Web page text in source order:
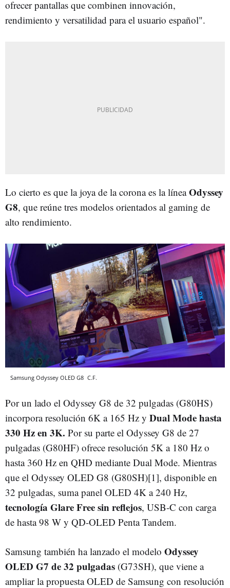
ofrecer pantallas que combinen innovación,
rendimiento y versatilidad para el usuario español".
Lo cierto es que la joya de la corona es la líneaOdyssey
G8, que reúne tres modelos orientados al gaming de
alto rendimiento.
Samsung Odyssey OLED G8 C.F.
Por un lado el Odyssey G8 de 32 pulgadas (G80HS)
incorpora resolución 6K a 165 Hz y Dual Mode hasta
330 Hz en 3K. Por su parte el Odyssey G8 de 27
pulgadas (G80HF) ofrece resolución 5K a 180 Hz o
hasta 360 Hz en QHD mediante Dual Mode. Mientras
que el Odyssey OLED G8 (G80SH)[1], disponible en
32 pulgadas, suma panel OLED 4K a 240 Hz,
tecnología Glare Free sin reflejos, USB-C con carga
de hasta 98 W y QD-OLED Penta Tandem.
Samsung también ha lanzado el modelo Odyssey
OLED G7 de 32 pulgadas (G73SH), que viene a
ampliar la propuesta OLED de Samsung con resolución